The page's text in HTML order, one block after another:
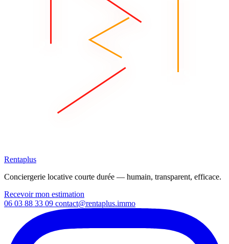
Rentaplus
Conciergerie locative courte durée — humain, transparent, efficace.
Recevoir mon estimation
06 03 88 33 09 contact@rentaplus.immo